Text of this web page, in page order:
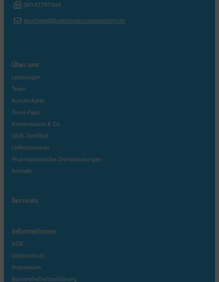
06142797344
apotheke@boellensee-ruesselsheim.de
Über uns
Leistungen
Team
Kundenkarte
Treue Pass
Kompression & Co
QMS Zertifikat
Lieferoptionen
Pharmazeutische Dienstleistungen
Kontakt
Services
Informationen
AGB
Datenschutz
Impressum
Barrierefreiheitserklärung